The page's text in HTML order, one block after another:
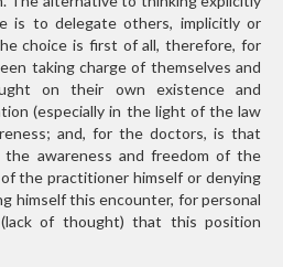
is to delegate others, implicitly or
choice is first of all, therefore, for
taking charge of themselves and
on their own existence and
(especially in the light of the law
and, for the doctors, is that
awareness and freedom of the
the practitioner himself or denying
himself this encounter, for personal
of thought) that this position